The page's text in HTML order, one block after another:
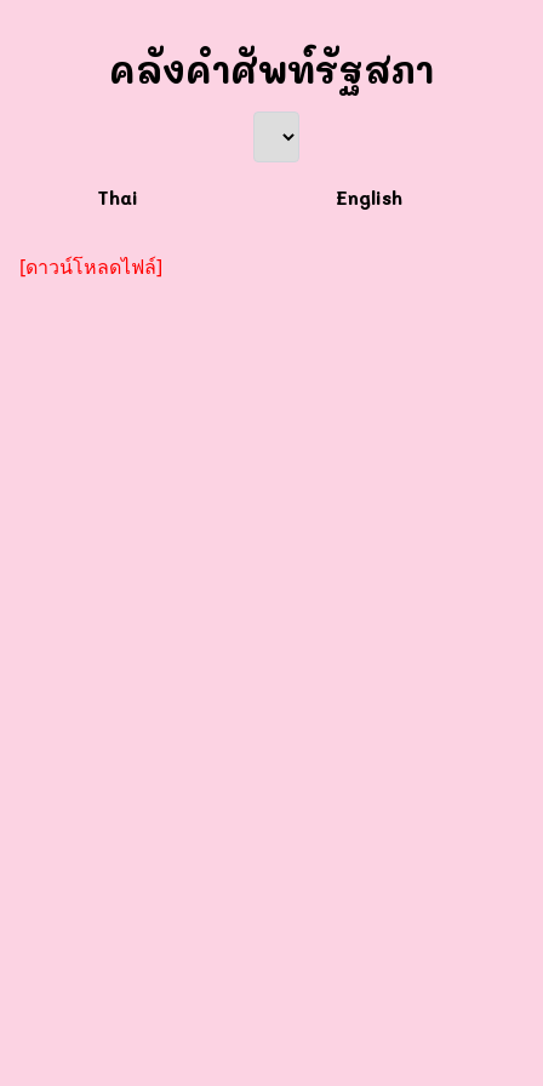
คลังคำศัพท์รัฐสภา
Thai English
[ดาวน์โหลดไฟล์]